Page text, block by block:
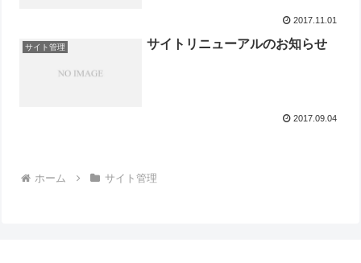
2017.11.01
サイト管理 サイトリニューアルのお知らせ
2017.09.04
ホーム サイト管理